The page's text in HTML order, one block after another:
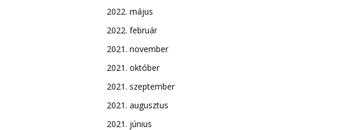
2022. május
2022. február
2021. november
2021. október
2021. szeptember
2021. augusztus
2021. június